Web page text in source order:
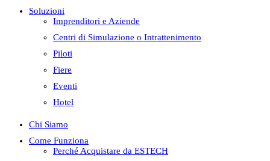
Soluzioni
Imprenditori e Aziende
Centri di Simulazione o Intrattenimento
Piloti
Fiere
Eventi
Hotel
Chi Siamo
Come Funziona
Perché Acquistare da ESTECH